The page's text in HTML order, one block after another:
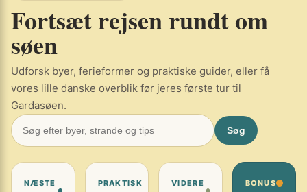
Fortsæt rejsen rundt om
søen
Udforsk byer, ferieformer og praktiske guider, eller få
vores lille danske overblik før jeres første tur til
Gardasøen.
Søg
NÆSTE
PRAKTISK
VIDERE
BONUS